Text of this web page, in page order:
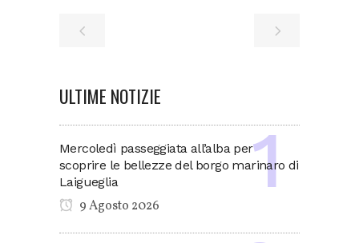
ULTIME NOTIZIE
Mercoledì passeggiata all’alba per
scoprire le bellezze del borgo marinaro di
Laigueglia
9 Agosto 2026